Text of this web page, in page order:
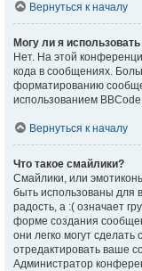
Вернуться к началу
Могу ли я
Нет. На этой
кода в сообщениях.
форматированию
использованием
Вернуться к началу
Что такое смайлики?
Смайлики, или
быть использованы для
радость, а :( означает
форме создания
они легко могут
отредактировать ваше
Администратор